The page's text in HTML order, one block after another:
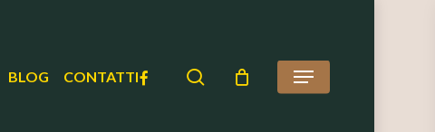
BLOG CONTATTIFACEBOOK search Menu